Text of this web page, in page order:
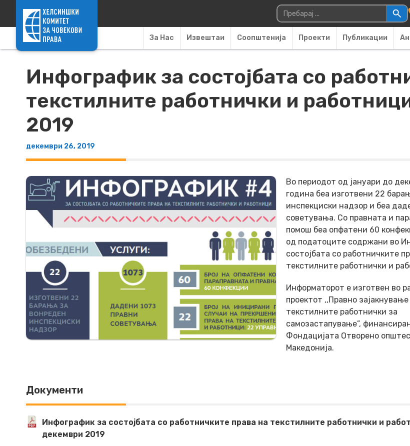
Main
Пребарувај за:
За Нас Извештаи Соопштенија Проекти Публикации
Инфографик за состојбата со
текстилните работнички и
2019
декември 26, 2019
Во периодот од јануари до
година беа изготвени 22
инспекциски надзор и беа
советувања. Со правната и
помош беа опфатени 60
од податоците содржани во
состојбата со работничките
текстилните работнички и
Информаторот е изготвен во
проектот ,,Правно зајакнување
текстилните работнички за
самозастапување”,
Фондацијата Отворено
Македонија.
Документи
Инфографик за состојбата со работничките права на текстилните работнички и
декември 2019